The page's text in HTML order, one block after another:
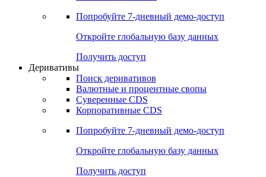
Сравнение ETF & Funds
Поиск Mutual Funds
Попробуйте7-дневный
Откройте глобальную базу данных
Получить доступ
Деривативы
Валютные и процентные свопы
Корпоративные CDS
Попробуйте7-дневный